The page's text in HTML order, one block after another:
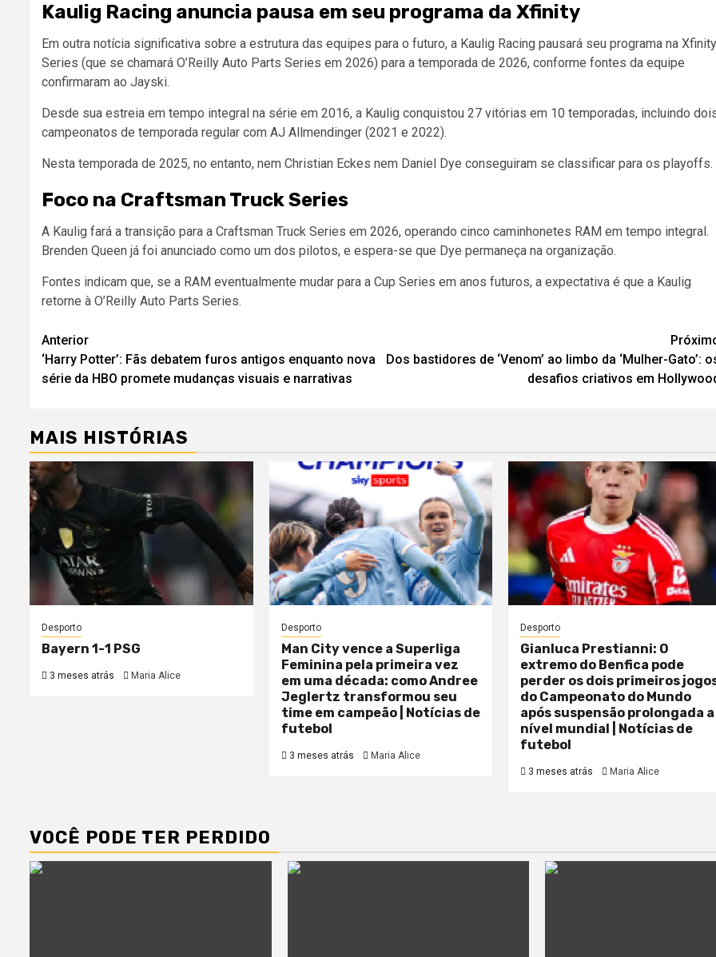
Kaulig Racing anuncia pausa em seu programa da Xfinity
Em outra notícia significativa sobre a estrutura das equipes para o futuro, a Kaulig Racing pausará seu programa na Xfinity
Series (que se chamará O’Reilly Auto Parts Series em 2026) para a temporada de 2026, conforme fontes da equipe
confirmaram ao Jayski.
Desde sua estreia em tempo integral na série em 2016, a Kaulig conquistou 27 vitórias em 10 temporadas, incluindo
campeonatos de temporada regular com AJ Allmendinger (2021 e 2022).
Nesta temporada de 2025, no entanto, nem Christian Eckes nem Daniel Dye conseguiram se classificar para os playoffs.
Foco na Craftsman Truck Series
A Kaulig fará a transição para a Craftsman Truck Series em 2026, operando cinco caminhonetes RAM em tempo integral.
Brenden Queen já foi anunciado como um dos pilotos, e espera-se que Dye permaneça na organização.
Fontes indicam que, se a RAM eventualmente mudar para a Cup Series em anos futuros, a expectativa é que a Kaulig
retorne à O’Reilly Auto Parts Series.
Navegação
de
Anterior
‘Harry Potter’: Fãs debatem furos antigos enquanto nova
série da HBO promete mudanças visuais e narrativas
Dos bastidores de ‘Venom’ ao limbo da ‘Mulher-Gato’:
desafios criativos em
MAIS HISTÓRIAS
Desporto
Bayern 1-1 PSG
3 meses atrás Maria Alice
Desporto
Man City vence a Superliga
Feminina pela primeira vez
em uma década: como Andree
Jeglertz transformou seu
time em campeão | Notícias de
futebol
3 meses atrás Maria Alice
Desporto
Gianluca Prestianni: O
extremo do Benfica pode
perder os dois primeiros
do Campeonato do Mundo
após suspensão prolongada a
nível mundial | Notícias de
futebol
3 meses atrás Maria Alice
VOCÊ PODE TER PERDIDO